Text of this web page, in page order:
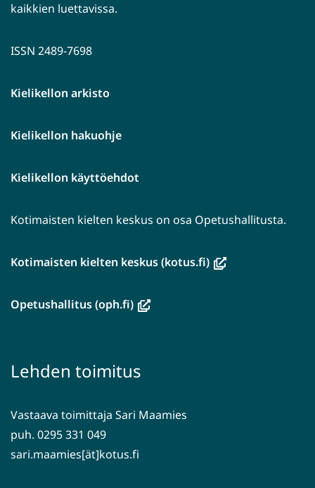
kaikkien luettavissa.
ISSN 2489-7698
Kielikellon arkisto
Kielikellon hakuohje
Kielikellon käyttöehdot
Kotimaisten kielten keskus on osa Opetushallitusta.
Kotimaisten kielten keskus (kotus.fi)(avautuu
Opetushallitus (oph.fi)(avautuu
toiseen
Lehden toimitus
Vastaava toimittaja Sari Maamies
puh. 0295 331 049
sari.maamies[ät]kotus.fi